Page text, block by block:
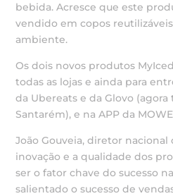
bebida. Acresce que este
vendido em copos
ambiente.
Os dois novos produtos
todas as lojas e ainda para
da Ubereats e da Glovo
Santarém), e na APP da
João Gouveia, diretor nacional
inovação e a qualidade dos
ser o fator chave do sucesso
salientado o sucesso de